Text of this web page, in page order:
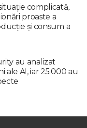
complicată,
proaste a
şi consum a
au analizat
AI, iar 25.000 au